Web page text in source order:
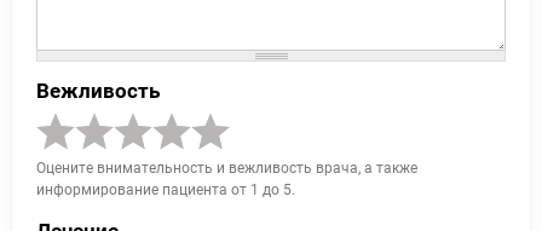
Вежливость
Оцените внимательность и вежливость врача, а также
информирование пациента от 1 до 5.